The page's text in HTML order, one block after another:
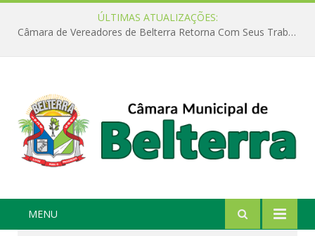
ÚLTIMAS ATUALIZAÇÕES:
Câmara de Vereadores de Belterra Retorna Com Seus Trabalhos Legislativos
MENU